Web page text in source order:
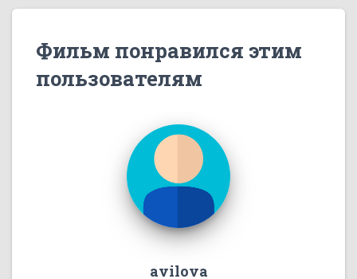
Фильм понравился этим
пользователям
avilova